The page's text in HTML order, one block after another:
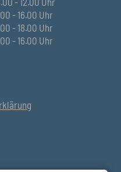
- 16.00 Uhr
- 18.00 Uhr
- 16.00 Uhr